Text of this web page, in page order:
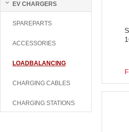
EV CHARGERS
SPAREPARTS
ACCESSORIES
LOADBALANCING
CHARGING CABLES
CHARGING STATIONS